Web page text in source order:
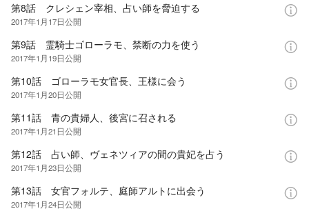
第8話 クレシェン宰相、占い師を脅迫する
2017年1月17日公開
第9話 霊騎士ゴローラモ、禁断の力を使う
2017年1月19日公開
第10話 ゴローラモ女官長、王様に会う
2017年1月20日公開
第11話 青の貴婦人、後宮に召される
2017年1月21日公開
第12話 占い師、ヴェネツィアの間の貴妃を占う
2017年1月23日公開
第13話 女官フォルテ、庭師アルトに出会う
2017年1月24日公開